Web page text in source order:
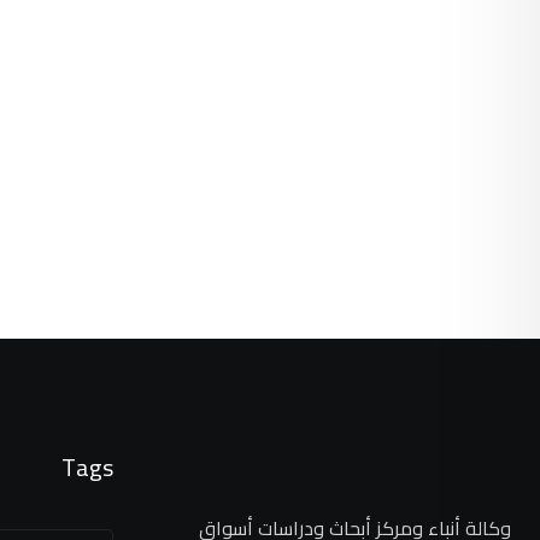
وكالة أنباء ومركز أبحاث ودراسات أسواق
Tags